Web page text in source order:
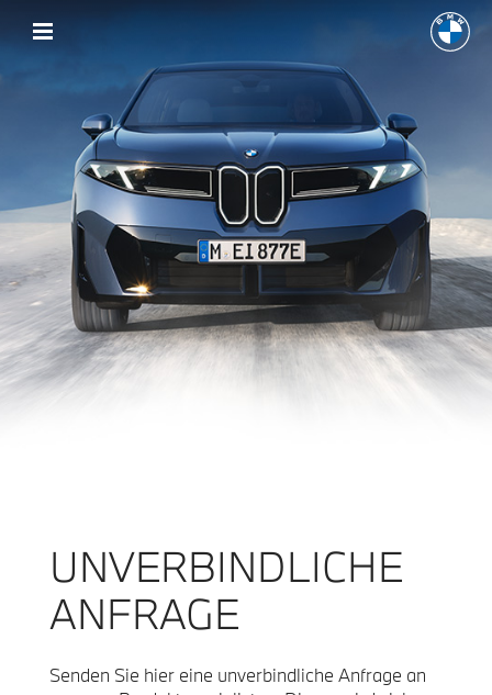
UNVERBINDLICHE
ANFRAGE
Senden Sie hier eine unverbindliche Anfrage an